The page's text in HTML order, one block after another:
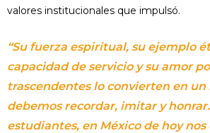
valores institucionales que impulsó.
“Su fuerza espiritual, su ejemplo
capacidad de servicio y su amor
trascendentes lo convierten en
debemos recordar, imitar y
estudiantes, en México de hoy